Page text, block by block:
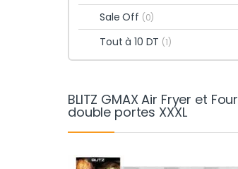
Sale Off (0)
Tout à 10 DT (1)
BLITZ GMAX Air Fryer et Four
double portes XXXL